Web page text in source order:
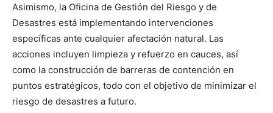
Asimismo, la Oficina de Gestión del Riesgo y de
Desastres está implementando intervenciones
específicas ante cualquier afectación natural. Las
acciones incluyen limpieza y refuerzo en cauces, así
como la construcción de barreras de contención en
puntos estratégicos, todo con el objetivo de minimizar el
riesgo de desastres a futuro.